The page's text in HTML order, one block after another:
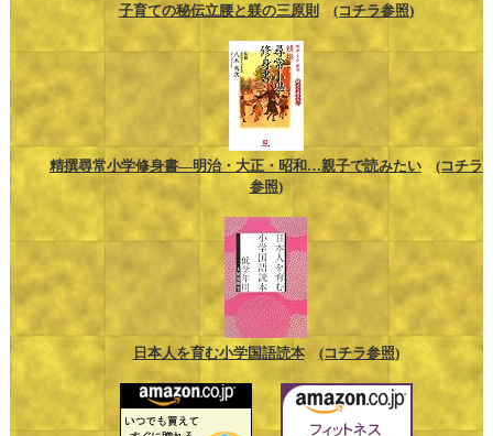
子育ての秘伝立腰と躾の三原則 (コチラ参照)
精撰尋常小学修身書―明治・大正・昭和…親子で読みたい
(コチラ
参照)
日本人を育む小学国語読本 (コチラ参照)